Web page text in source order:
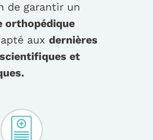
de garantir un
orthopédique
auxdernières
et